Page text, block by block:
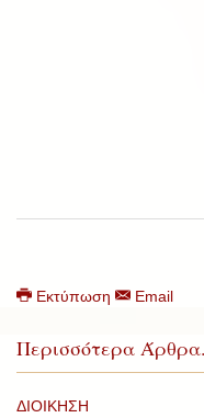
Εκτύπωση Email
Περισσότερα
ΔΙΟΙΚΗΣΗ